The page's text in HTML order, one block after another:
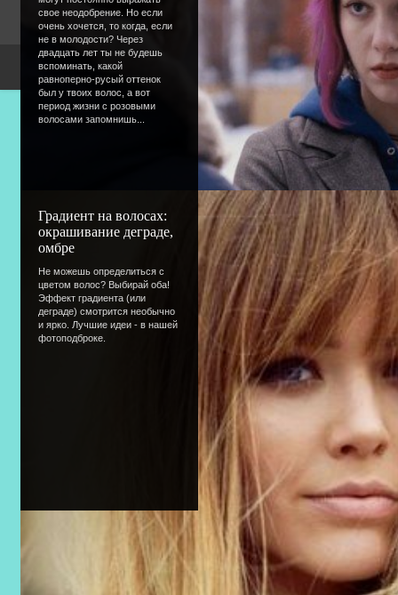
свое неодобрение. Но если
очень хочется, то когда, если
не в молодости? Через
двадцать лет ты не будешь
вспоминать, какой
равноперно-русый оттенок
был у твоих волос, а вот
период жизни с розовыми
волосами запомнишь...
Градиент на волосах:
окрашивание деграде,
омбре
Не можешь определиться с
цветом волос? Выбирай оба!
Эффект градиента (или
деграде) смотрится необычно
и ярко. Лучшие идеи - в нашей
фотоподброке.
Copyright